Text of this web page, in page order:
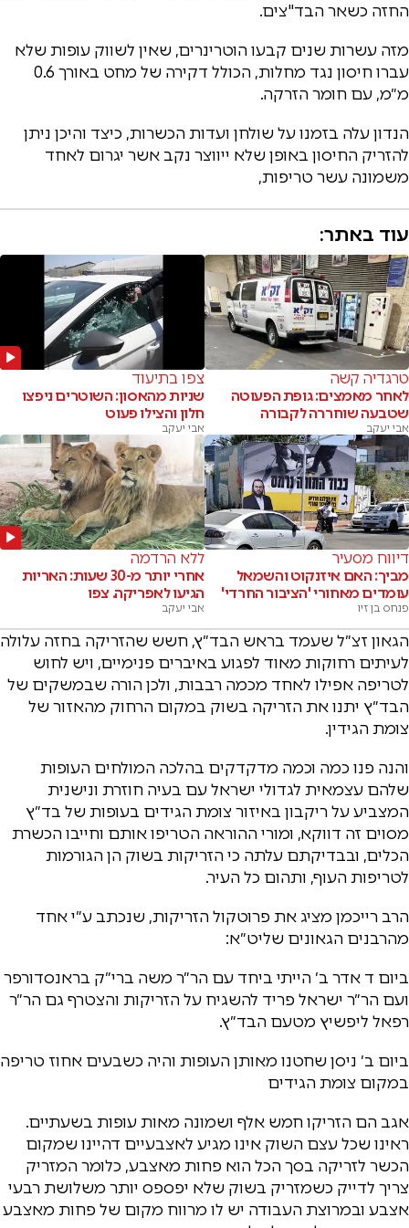
החזה כשאר הבד"צים.
מזה עשרות שנים קבעו הוטרינרים, שאין לשווק עופות שלא
עברו חיסון נגד מחלות, הכולל דקירה של מחט באורך 0.6
מ״מ, עם חומר הזרקה.
הנדון עלה בזמנו על שולחן ועדות הכשרות, כיצד והיכן ניתן
להזריק החיסון באופן שלא ייווצר נקב אשר יגרום לאחד
משמונה עשר טריפות,
עוד באתר:
טרגדיה קשה
לאחר מאמצים: גופת הפעוטה
שטבעה שוחררה לקבורה
אבי יעקב
צפו בתיעוד
שניות מהאסון: השוטרים ניפצו
חלון והצילו פעוט
אבי יעקב
דיווח מסעיר
מביך: האם איזנקוט והשמאל
עומדים מאחורי 'הציבור החרדי'
פנחס בן זיו
ללא הרדמה
אחרי יותר מ-30 שעות: האריות
הגיעו לאפריקה. צפו
אבי יעקב
הגאון זצ״ל שעמד בראש הבד״ץ, חשש שהזריקה בחזה עלולה
לעיתים רחוקות מאוד לפגוע באיברים פנימיים, ויש לחוש
לטריפה אפילו לאחד מכמה רבבות, ולכן הורה שבמשקים של
הבד״ץ יתנו את הזריקה בשוק במקום הרחוק מהאזור של
צומת הגידין.
והנה פנו כמה וכמה מדקדקים בהלכה המולחים העופות
שלהם עצמאית לגדולי ישראל עם בעיה חוזרת ונישנית
המצביע על ריקבון באיזור צומת הגידים בעופות של בד״ץ
מסוים זה דווקא, ומורי ההוראה הטריפו אותם וחייבו הכשרת
הכלים, ובבדיקתם עלתה כי הזריקות בשוק הן הגורמות
לטריפות העוף, ותהום כל העיר.
הרב רייכמן מציג את פרוטקול הזריקות, שנכתב ע״י אחד
מהרבנים הגאונים שליט״א:
ביום ד אדר ב׳ הייתי ביחד עם הר״ר משה ברי״ק בראנסדורפר
ועם הר״ר ישראל פריד להשגיח על הזריקות והצטרף גם הר״ר
רפאל ליפשיץ מטעם הבד״ץ.
ביום ב׳ ניסן שחטנו מאותן העופות והיה כשבעים אחוז טריפה
במקום צומת הגידים
אגב הם הזריקו חמש אלף ושמונה מאות עופות בשעתיים.
ראינו שכל עצם השוק אינו מגיע לאצבעיים דהיינו שמקום
הכשר לזריקה בסך הכל הוא פחות מאצבע, כלומר המזריק
צריך לדייק כשמזריק בשוק שלא יפספס יותר משלושת רבעי
אצבע ובמרוצת העבודה יש לו מרווח מקום של פחות מאצבע